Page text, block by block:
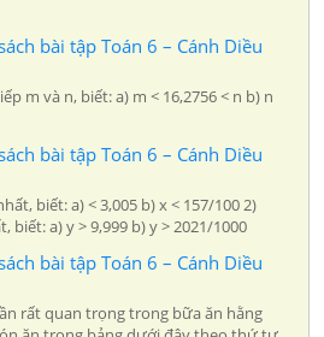
bài tập Toán 6 – Cánh Diều
m và n, biết: a) m < 16,2756 < n b) n
bài tập Toán 6 – Cánh Diều
biết: a) < 3,005 b) x < 157/100 2)
biết: a) y > 9,999 b) y > 2021/1000
bài tập Toán 6 – Cánh Diều
rất quan trọng trong bữa ăn hằng